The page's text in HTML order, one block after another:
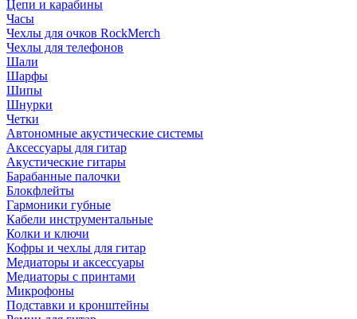
Цепи и карабины
Часы
Чехлы для очков RockMerch
Чехлы для телефонов
Шали
Шарфы
Шипы
Шнурки
Четки
Автономные акустические системы
Аксессуары для гитар
Акустические гитары
Барабанные палочки
Блокфлейты
Гармоники губные
Кабели инструментальные
Колки и ключи
Кофры и чехлы для гитар
Медиаторы и аксессуары
Медиаторы с принтами
Микрофоны
Подставки и кронштейны